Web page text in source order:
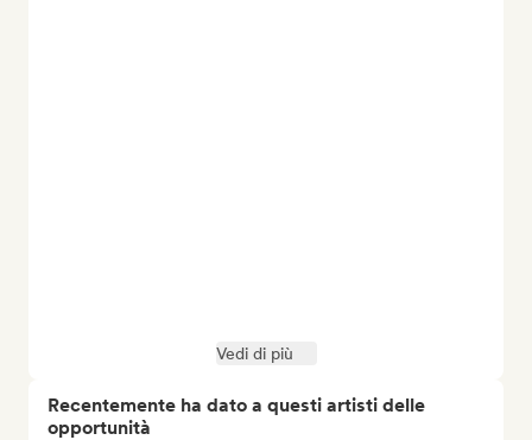
Vedi di più
Recentemente ha dato a questi artisti delle
opportunità